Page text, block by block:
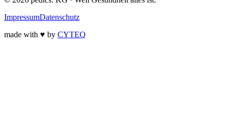
ImpressumDatenschutz
made with ♥ by CYTEQ